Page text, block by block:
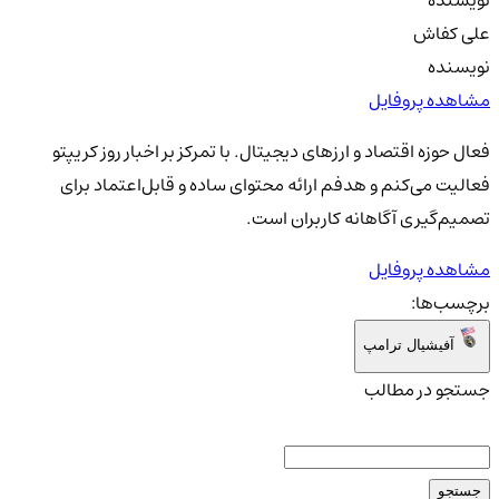
علی کفاش
نویسنده
مشاهده پروفایل
فعال حوزه اقتصاد و ارزهای دیجیتال. با تمرکز بر اخبار روز کریپتو
فعالیت می‌کنم و هدفم ارائه محتوای ساده و قابل‌اعتماد برای
تصمیم‌گیری آگاهانه کاربران است.
مشاهده پروفایل
برچسب‌ها:
آفیشیال ترامپ
جستجو در مطالب
جستجو